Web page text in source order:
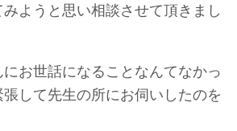
ようと思い相談させて頂きまし
お世話になることなんてなかっ
して先生の所にお伺いしたのを